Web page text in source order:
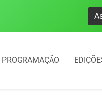
PROGRAMAÇÃO